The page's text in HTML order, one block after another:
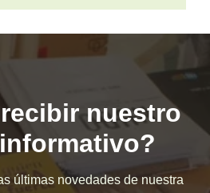
nuestro
últimas novedades de nuestra